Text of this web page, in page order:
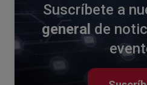
Suscríbete a
general de